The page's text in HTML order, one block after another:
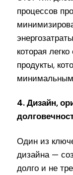
процессов
которая
продукты,
минимальным
4. Дизайн,
Один из
дизайна —
долго и не